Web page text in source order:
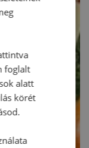
foglalt
alatt
körét